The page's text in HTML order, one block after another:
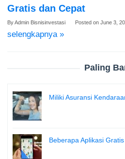
Gratis dan Cepat
ByAdmin Bisnisinvestasi Posted on June 3,
selengkapnya »
Paling
Miliki Asuransi
Beberapa Aplikasi